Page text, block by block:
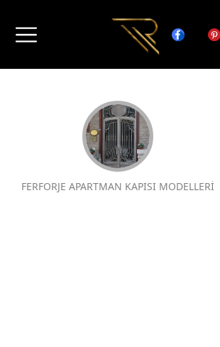
FERFORJE APARTMAN KAPISI MODELLERİ